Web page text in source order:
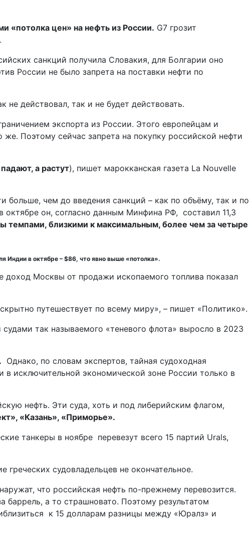
«потолка цен» на нефть из России. G7 грозит
санкций получила Словакия, для Болгарии оно
России не было запрета на поставки нефти по
действовал, так и не будет действовать.
экспорта из России. Этого европейцам и
Поэтому сейчас запрета на покупку российской нефти
а растут), пишет марокканская газета La Nouvelle
чем до введения санкций – как по объёму, так и по
он, согласно данным Минфина РФ, составил 11,3
темпами, близкими к максимальным, более чем за четыре
Индии в октябре – $86, что явно выше «потолка».
доход Москвы от продажи ископаемого топлива показал
путешествует по всему миру», – пишет «Политико».
так называемого «теневого флота» выросло в 2023
Однако, по словам экспертов, тайная судоходная
исключительной экономической зоне России только в
нефть. Эти суда, хоть и под либерийским флагом,
«Казань», «Приморье».
танкеры в ноябре перевезут всего 15 партий Urals,
судовладельцев не окончательное.
что российская нефть по-прежнему перевозится.
а то страшновато. Поэтому результатом
к 15 долларам разницы между «Юралз» и